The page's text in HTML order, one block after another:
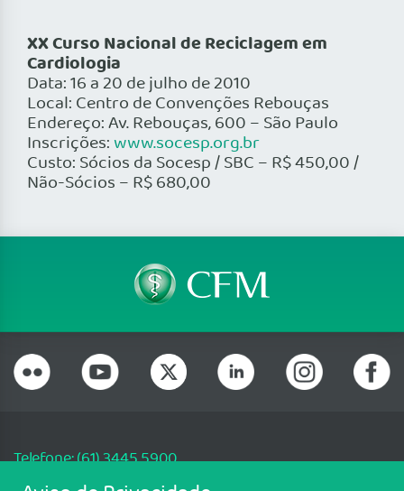
XX Curso Nacional de Reciclagem em
Cardiologia
Data: 16 a 20 de julho de 2010
Local: Centro de Convenções Rebouças
Endereço: Av. Rebouças, 600 – São Paulo
Inscrições:www.socesp.org.br
Custo: Sócios da Socesp / SBC – R$ 450,00 /
Não-Sócios – R$ 680,00
Telefone: (61) 3445 5900
Email: cfm@portalmedico.org.br